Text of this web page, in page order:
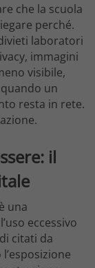
che la scuola
perché.
laboratori
immagini
visibile,
un
resta in rete.
il
una
eccessivo
citati da